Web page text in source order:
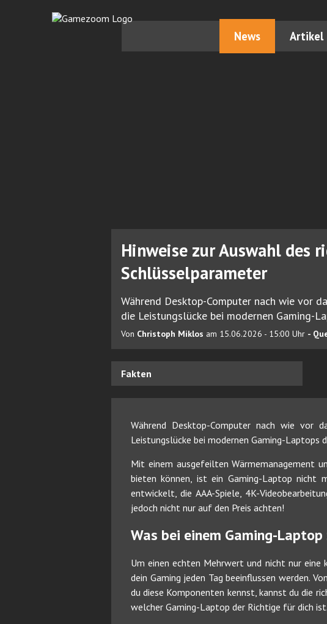
News Artikel
Hinweise zur Auswahl des
Schlüsselparameter
Während Desktop-Computer nach wie vor
die Leistungslücke bei modernen Gaming-
Von Christoph Miklos am 15.06.2026 - 15:00 Uhr -
Fakten
Während Desktop-Computer nach wie vor
Leistungslücke bei modernen Gaming-Laptops
Mit einem ausgefeilten Wärmemanagement
bieten können, ist ein Gaming-Laptop nicht
entwickelt, die AAA-Spiele, 4K-
jedoch nicht nur auf den Preis achten!
Was bei einem Gaming-
Um einen echten Mehrwert und nicht nur
dein Gaming jeden Tag beeinflussen werden.
du diese Komponenten kennst, kannst du die
welcher Gaming-Laptop der Richtige für dich ist.